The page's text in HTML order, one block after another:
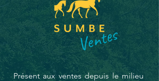
Ventes
Présent aux ventes depuis le milieu